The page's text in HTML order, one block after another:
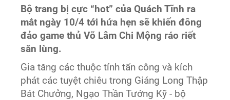
Bộ trang bị cực “hot” của Quách Tĩnh ra
mắt ngày 10/4 tới hứa hẹn sẽ khiến đông
đảo game thủ Võ Lâm Chi Mộng ráo riết
săn lùng.
Gia tăng các thuộc tính tấn công và kích
phát các tuyệt chiêu trong Giáng Long Thập
Bát Chưởng, Ngạo Thần Tướng Kỹ - bộ